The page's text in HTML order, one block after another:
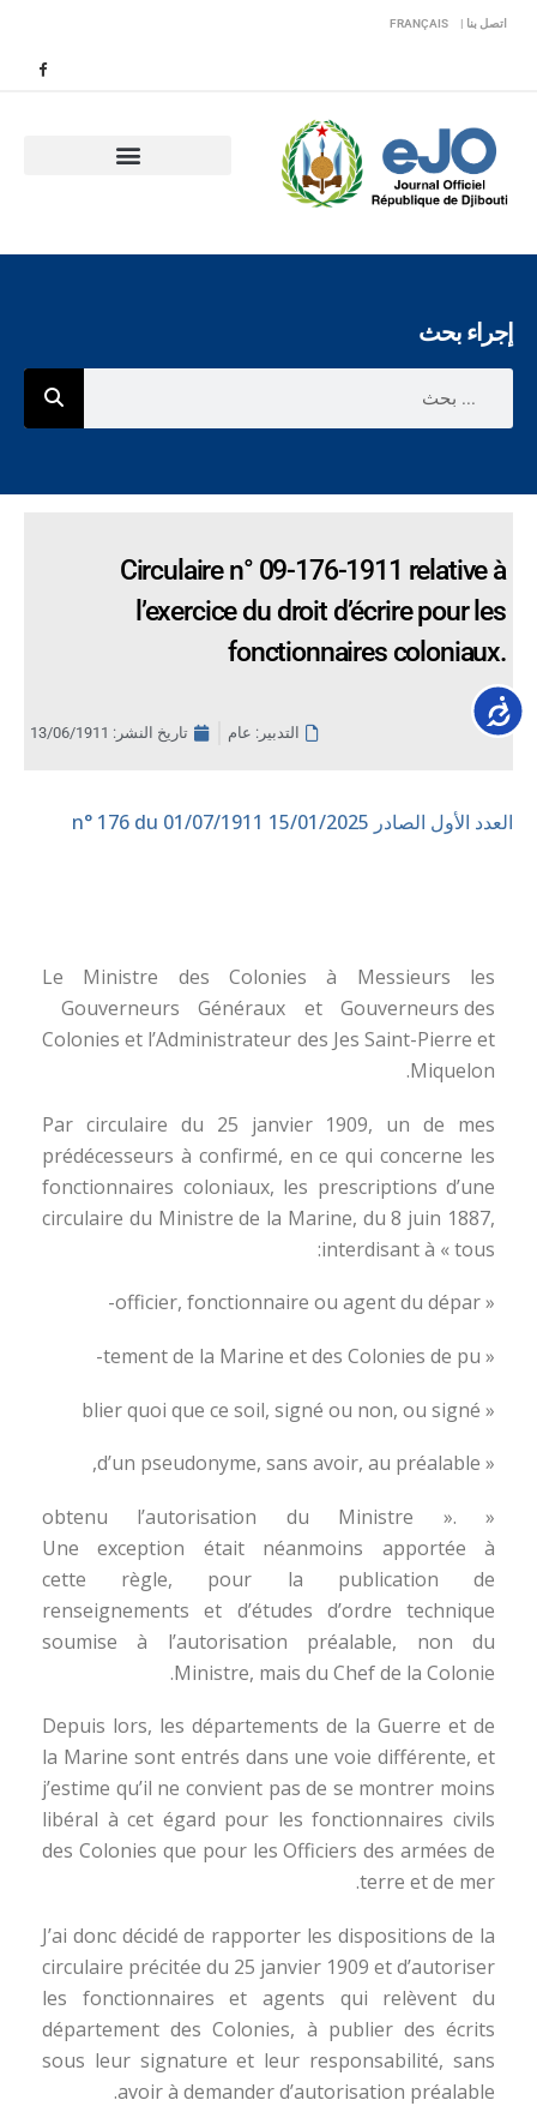
اتصل بنا | FRANÇAIS
إجراء بحث
Circulaire n° 09-176-1911 relative à
l’exercice du droit d’écrire pour les
fonctionnaires coloniaux.
التدبير: عام تاريخ النشر: 13/06/1911
العدد الأول الصادر 15/01/2025
Le Ministre des Colonies à Messieurs les
Gouverneurs Généraux et Gouverneurs des
Colonies et l’Administrateur des Jes Saint-Pierre et
Miquelon.
Par circulaire du 25 janvier 1909, un de mes
prédécesseurs à confirmé, en ce qui concerne les
fonctionnaires coloniaux, les prescriptions d’une
circulaire du Ministre de la Marine, du 8 juin 1887,
interdisant à « tous:
« officier, fonctionnaire ou agent du dépar-
« tement de la Marine et des Colonies de pu-
« blier quoi que ce soil, signé ou non, ou signé
« d’un pseudonyme, sans avoir, au préalable,
« obtenu l’autorisation du Ministre ».
Une exception était néanmoins apportée à
cette règle, pour la publication de
renseignements et d’études d’ordre technique
soumise à l’autorisation préalable, non du
Ministre, mais du Chef de la Colonie.
Depuis lors, les départements de la Guerre et de
la Marine sont entrés dans une voie différente, et
j’estime qu’il ne convient pas de se montrer moins
libéral à cet égard pour les fonctionnaires civils
des Colonies que pour les Officiers des armées de
terre et de mer.
J’ai donc décidé de rapporter les dispositions de la
circulaire précitée du 25 janvier 1909 et d’autoriser
les fonctionnaires et agents qui relèvent du
département des Colonies, à publier des écrits
sous leur signature et leur responsabilité, sans
avoir à demander d’autorisation préalable.